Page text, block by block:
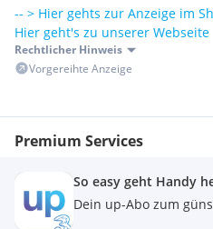
Unbenutztes System in
Lieferumfang
• ICE Gaming Station PC
• Netzkabel
Garantie von 24 Monaten an.
Nicht relevant – stationäres
Gaming • Leistungsstark •
-- > Hier gehts zur Anzeige im
Hier geht's zu unserer Webseite
Rechtlicher Hinweis
Vorgereihte Anzeige
Premium Services
So easy geht Handy
Dein up-Abo zum